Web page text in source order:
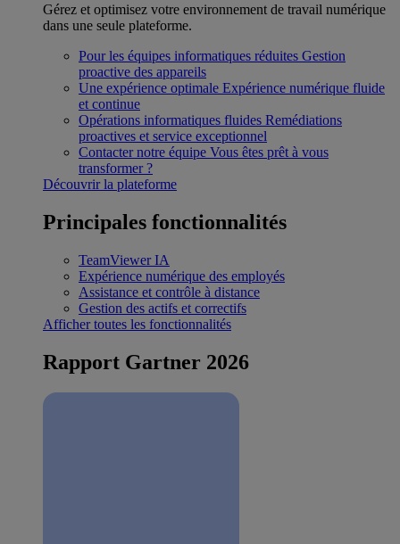
Gérez et optimisez votre environnement de travail numérique
dans une seule plateforme.
Pour les équipes informatiques réduites Gestion
proactive des appareils
Une expérience optimale Expérience numérique fluide
et continue
Opérations informatiques fluides Remédiations
proactives et service exceptionnel
Contacter notre équipe Vous êtes prêt à vous
transformer ?
Découvrir la plateforme
Principales fonctionnalités
TeamViewer IA
Expérience numérique des employés
Assistance et contrôle à distance
Gestion des actifs et correctifs
Afficher toutes les fonctionnalités
Rapport Gartner 2026